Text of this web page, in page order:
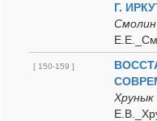
Г.
[ 150-159 ]